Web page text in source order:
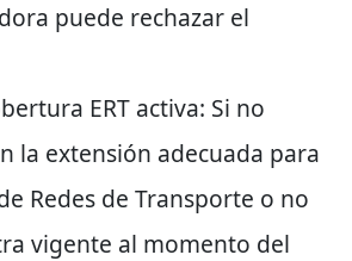
puede rechazar el
ERT activa: Si no
la extensión adecuada para
Redes de Transporte o no
vigente al momento del